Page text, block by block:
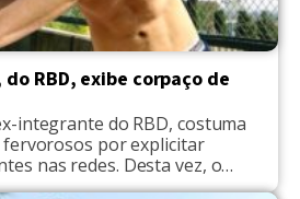
RBD, exibe corpaço de
integrante do RBD, costuma
por explicitar
nas redes. Desta vez, o
dos seguidores com uma